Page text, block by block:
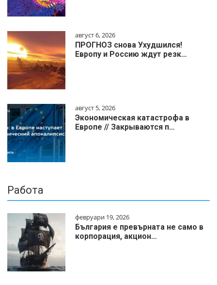
август 6, 2026
ПРОГНОЗ снова Ухудшился!
Европу и Россию ждут резк…
август 5, 2026
Экономическая катастрофа в
Европе // Закрываются п…
Работа
февруари 19, 2026
България е превърната не само в
корпорация, акцион…